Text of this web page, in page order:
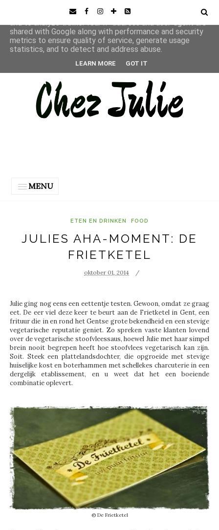
MENU
ETEN EN DRINKEN FOOD
JULIES AHA-MOMENT: DE
FRIETKETEL
oktober 01, 2014
Julie ging nog eens een eettentje testen. Gewoon, omdat ze graag
eet. De eer viel deze keer te beurt aan de Frietketel in Gent, een
frituur die in en rond het Gentse grote bekendheid en een stevige
vegetarische reputatie geniet. Zo spreken vaste klanten lovend
over de vegetarische stoofvleessaus, hoewel Julie met haar simpel
brein nooit begrepen heeft hoe stoofvlees vegetarisch kan zijn.
Soit. Steek een plattelandsdochter, die opgroeide met stevige
huiselijke kost en boterhammen met schellekes charcuterie in een
dergelijk etablissement, en u weet dat het een boeiende
combinatie oplevert.
© De Frietketel
This site uses cookies from Google to deliver its services
and to analyze traffic. Your IP address and user-agent are
shared with Google along with performance and security
metrics to ensure quality of service, generate usage
statistics, and to detect and address abuse.
LEARN MORE GOT IT